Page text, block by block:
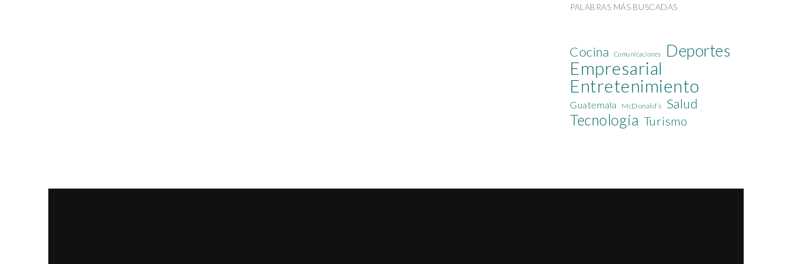
PALABRAS MÁS BUSCADAS
Cocina Comunicaciones Deportes
Empresarial
Entretenimiento
Guatemala McDonald’s Salud
Tecnología Turismo